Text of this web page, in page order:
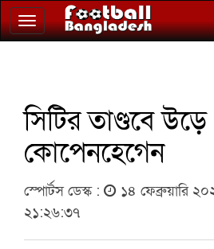
Toggle
navigation
সিটির তাণ্ডবে
কোপেনহেগেন
স্পোর্টস ডেস্ক :
১৪ ফেব্রুয়ারি
২১:২৬:৩৭